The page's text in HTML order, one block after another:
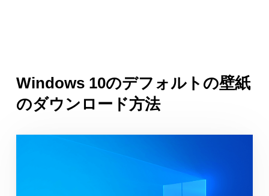
Windows 10のデフォルトの壁紙
のダウンロード方法